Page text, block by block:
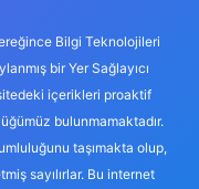
Bilgi Teknolojileri
bir Yer Sağlayıcı
içerikleri proaktif
bulunmamaktadır.
taşımakta olup,
sayılırlar. Bu internet